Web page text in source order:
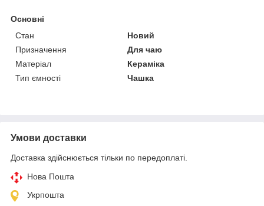
Основні
Стан
Новий
Призначення
Для чаю
Матеріал
Кераміка
Тип ємності
Чашка
Умови доставки
Доставка здійснюється тільки по передоплаті.
Нова Пошта
Укрпошта